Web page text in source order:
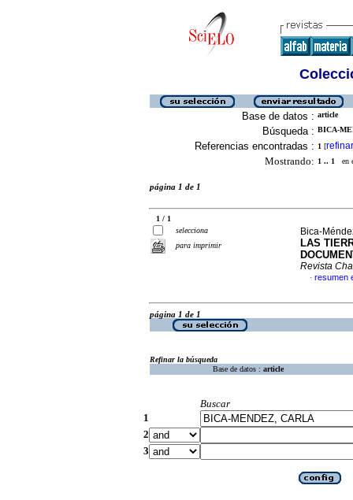
Base de datos : article
Búsqueda : BICA-
Referencias encontradas : 1 [refinar
Mostrando: 1 .. 1 en
página 1 de 1
1 / 1
selecciona
para imprimir
Bica-
LAS
Revista
· resumen
página 1 de 1
Refinar la búsqueda
Base de datos : article
Buscar
1
2
3